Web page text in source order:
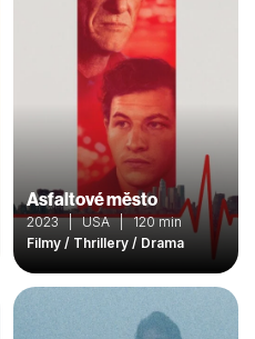
Asfaltové město
2023 | USA | 120 min
Filmy / Thrillery / Drama